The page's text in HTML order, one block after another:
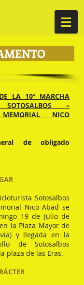
LA 10ª MARCHA
SOTOSALBOS –
MEMORIAL NICO
de obligado
Sotosalbos
Nico Abad se
19 de Julio de
la Plaza Mayor de
y llegada en la
de Sotosalbos
plaza de las Eras.